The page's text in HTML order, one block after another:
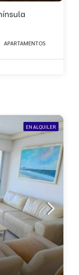
APARTAMENTOS
EN ALQUILER